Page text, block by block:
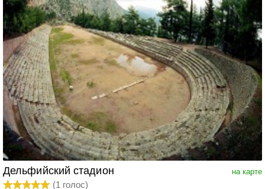
на карте
Дельфийский стадион
(1 голос)